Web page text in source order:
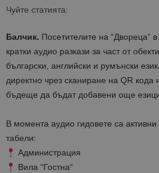
Чуйте статията:
Балчик. Посетителите на “Двореца”
кратки аудио разкази за част от
български, английски и румънски
директно чрез сканиране на QR
бъдеще да бъдат добавени още
В момента аудио гидовете са активни
табели:
Администрация
Вила “Гостна“